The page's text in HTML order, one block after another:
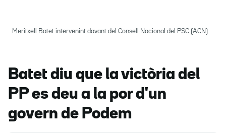
Meritxell Batet intervenint davant del Consell Nacional del PSC (ACN)
Batet diu que la victòria del
PP es deu a la por d'un
govern de Podem